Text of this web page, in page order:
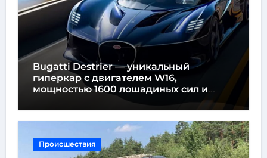
Bugatti Destrier — уникальный
гиперкар с двигателем W16,
мощностью 1600 лошадиных сил и
высотой всего один метр
Происшествия